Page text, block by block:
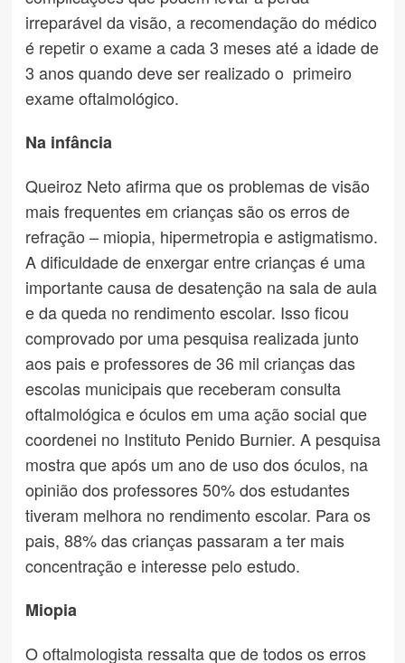
irreparável da visão, a recomendação do médico
é repetir o exame a cada 3 meses até a idade de
3 anos quando deve ser realizado o primeiro
exame oftalmológico.
Na infância
Queiroz Neto afirma que os problemas de visão
mais frequentes em crianças são os erros de
refração – miopia, hipermetropia e astigmatismo.
A dificuldade de enxergar entre crianças é uma
importante causa de desatenção na sala de aula
e da queda no rendimento escolar. Isso ficou
comprovado por uma pesquisa realizada junto
aos pais e professores de 36 mil crianças das
escolas municipais que receberam consulta
oftalmológica e óculos em uma ação social que
coordenei no Instituto Penido Burnier. A pesquisa
mostra que após um ano de uso dos óculos, na
opinião dos professores 50% dos estudantes
tiveram melhora no rendimento escolar. Para os
pais, 88% das crianças passaram a ter mais
concentração e interesse pelo estudo.
Miopia
O oftalmologista ressalta que de todos os erros